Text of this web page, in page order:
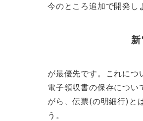
今のところ追加で開発し
が最優先です。これにつ
電子領収書の保存につい
がら、伝票(の明細行)と
う。